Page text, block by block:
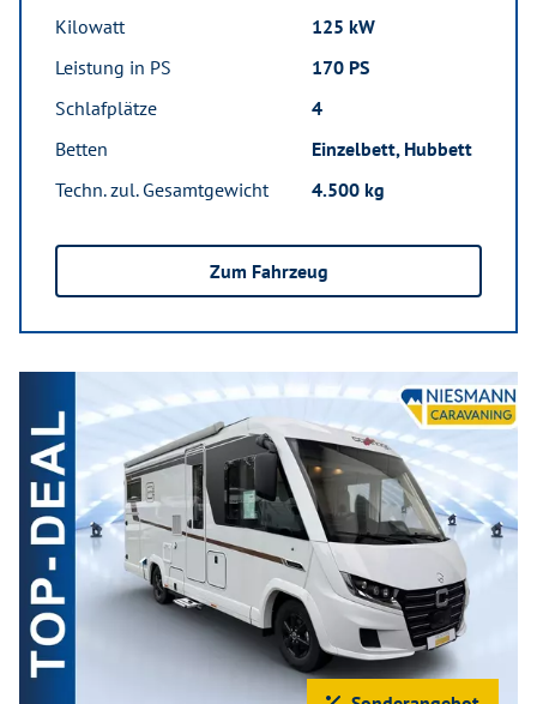
Kilowatt
125 kW
Leistung in PS
170 PS
Schlafplätze
4
Betten
Einzelbett, Hubbett
Techn. zul. Gesamtgewicht
4.500 kg
Zum Fahrzeug